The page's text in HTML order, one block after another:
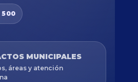
500
MUNICIPALES
áreas y atención